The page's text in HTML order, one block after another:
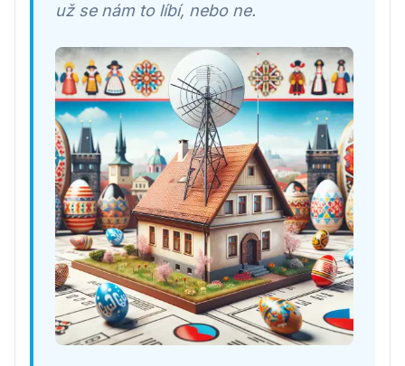
už se nám to líbí, nebo ne.